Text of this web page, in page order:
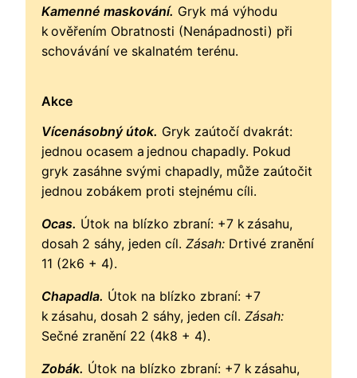
Kamenné maskování. Gryk má výhodu
k ověřením Obratnosti (Nenápadnosti) při
schovávání ve skalnatém terénu.
Akce
Vícenásobný útok. Gryk zaútočí dvakrát:
jednou ocasem a jednou chapadly. Pokud
gryk zasáhne svými chapadly, může zaútočit
jednou zobákem proti stejnému cíli.
Ocas. Útok na blízko zbraní: +7 k zásahu,
dosah 2 sáhy, jeden cíl. Zásah: Drtivé zranění
11 (2k6 + 4).
Chapadla. Útok na blízko zbraní: +7
k zásahu, dosah 2 sáhy, jeden cíl. Zásah:
Sečné zranění 22 (4k8 + 4).
Zobák. Útok na blízko zbraní: +7 k zásahu,